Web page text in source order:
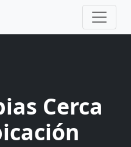
Cerca